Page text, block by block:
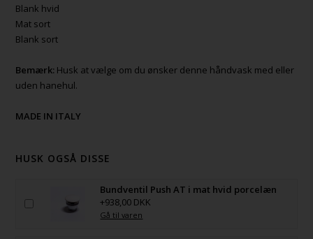
Blank hvid
Mat sort
Blank sort
Bemærk: Husk at vælge om du ønsker denne håndvask med eller
uden hanehul.
MADE IN ITALY
HUSK OGSÅ DISSE
Bundventil Push AT i mat hvid porcelæn
+938,00 DKK
Gå til varen